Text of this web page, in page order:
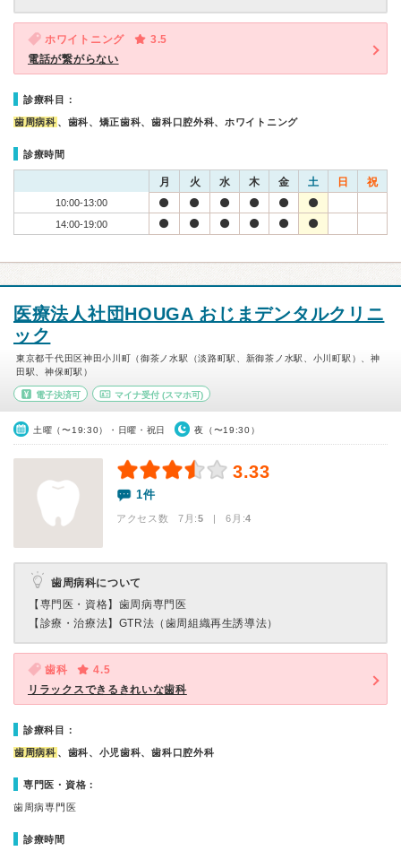
ホワイトニング
3.5
電話が繋がらない
診療科目：
歯周病科 、歯科、矯正歯科、歯科口腔外科、ホワイトニング
診療時間
月 火 水 木 金 土 日 祝
10:00-13:00
14:00-19:00
医療法人社団HOUGA おじまデンタルクリニ
ック
東京都千代田区神田小川町（御茶ノ水駅（淡路町駅、新御茶ノ水駅、小川町駅）、神
田駅、神保町駅）
電子決済可 マイナ受付(スマホ可)
土曜（〜19:30）・日曜・祝日 夜（〜19:30）
3.33
1件
アクセス数 7月:5 | 6月:4
歯周病科について
【専門医・資格】 歯周病専門医
【診療・治療法】 GTR法（歯周組織再生誘導法）
歯科
4.5
リラックスできるきれいな歯科
診療科目：
歯周病科 、歯科、小児歯科、歯科口腔外科
専門医・資格：
歯周病専門医
診療時間